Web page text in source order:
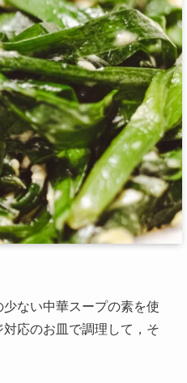
ない中華スープの素を使
応のお皿で調理して，そ